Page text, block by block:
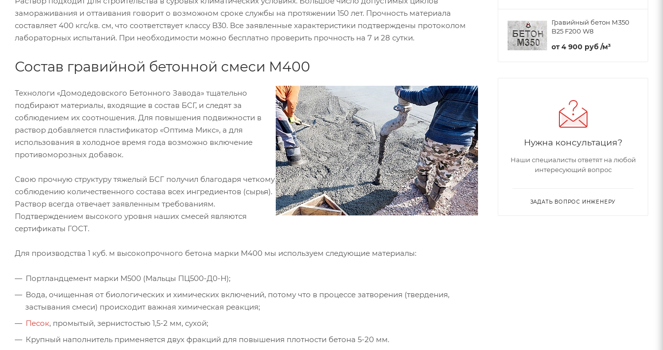
замораживания и оттаивания говорит о возможном сроке службы на протяжении 150 лет. Прочность материала
составляет 400 кгс/кв. см, что соответствует классу B30. Все заявленные характеристики подтверждены протоколом
лабораторных испытаний. При необходимости можно бесплатно проверить прочность на 7 и 28 сутки.
Состав гравийной бетонной смеси М400
Технологи «Домодедовского Бетонного Завода» тщательно
подбирают материалы, входящие в состав БСГ, и следят за
соблюдением их соотношения. Для повышения подвижности в
раствор добавляется пластификатор «Оптима Микс», а для
использования в холодное время года возможно включение
противоморозных добавок.
Свою прочную структуру тяжелый БСГ получил благодаря четкому
соблюдению количественного состава всех ингредиентов (сырья).
Раствор всегда отвечает заявленным требованиям.
Подтверждением высокого уровня наших смесей являются
сертификаты ГОСТ.
Для производства 1 куб. м высокопрочного бетона марки М400 мы используем следующие материалы:
Портландцемент марки М500 (Мальцы ПЦ500-Д0-Н);
Вода, очищенная от биологических и химических включений, потому что в процессе затворения (твердения,
застывания смеси) происходит важная химическая реакция;
Песок, промытый, зернистостью 1,5-2 мм, сухой;
Крупный наполнитель применяется двух фракций для повышения плотности бетона 5-20 мм.
Гравийный бетон М350
B25 F200 W8
от4 900 руб /м³
Нужна консультация?
Наши специалисты ответят на любой
интересующий вопрос
ЗАДАТЬ ВОПРОС ИНЖЕНЕРУ